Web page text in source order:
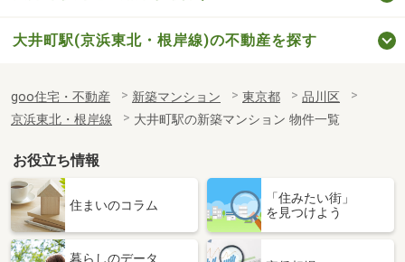
大井町駅(京浜東北・根岸線)の不動産を探す
goo住宅・不動産 新築マンション 東京都
品川区
京浜東北・根岸線
大井町駅の新築マンション 物件一覧
お役立ち情報
住まいのコラム
「住みたい街」
を見つけよう
暮らしのデータ